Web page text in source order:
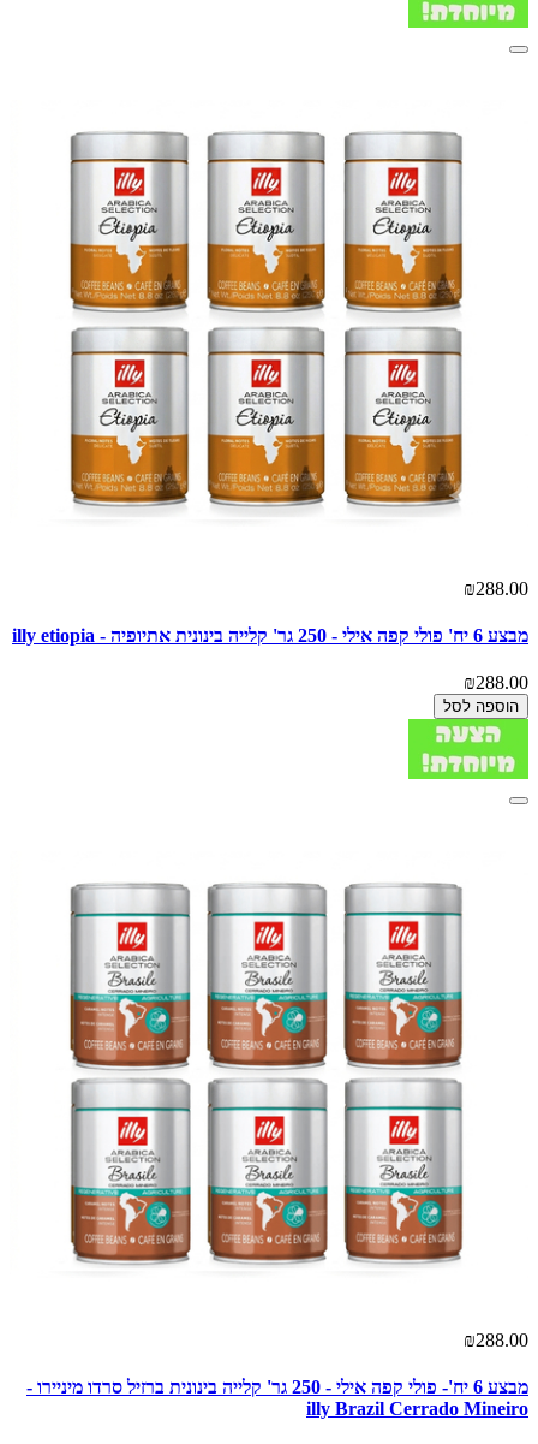
₪288.00
מבצע 6 יח' פולי קפה אילי - 250 גר' קלייה בינונית אתיופיה - illy etiopia
₪288.00
הוספה לסל
₪288.00
מבצע 6 יח'- פולי קפה אילי - 250 גר' קלייה בינונית ברזיל סרדו מיניירו -
illy Brazil Cerrado Mineiro